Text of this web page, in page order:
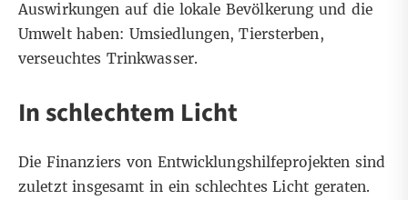
Auswirkungen auf die lokale Bevölkerung und die
Umwelt haben: Umsiedlungen, Tiersterben,
verseuchtes Trinkwasser.
In schlechtem Licht
Die Finanziers von Entwicklungshilfeprojekten sind
zuletzt insgesamt in ein schlechtes Licht geraten.